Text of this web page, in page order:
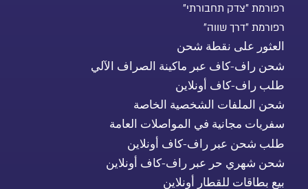
רפורמת "צדק תחבורתי"
רפורמת "דרך שווה"
العثور على نقطة شحن
شحن راف-كاف عبر ماكينة الصراف الآلي
طلب راف-كاف أونلاين
شحن الملفات الشخصية الخاصة
سفريات مجانية في المواصلات العامة
طلب شحن عبر راف-كاف أونلاين
شحن شهري حر عبر راف-كاف أونلاين
بيع بطاقات للقطار أونلاين